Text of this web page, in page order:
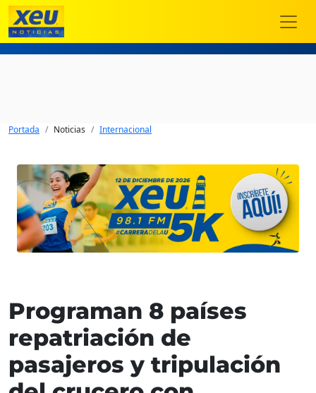
Portada Noticias Internacional
Programan 8 países
repatriación de
pasajeros y tripulación